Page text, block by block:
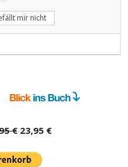
mir nicht
€23,95 €